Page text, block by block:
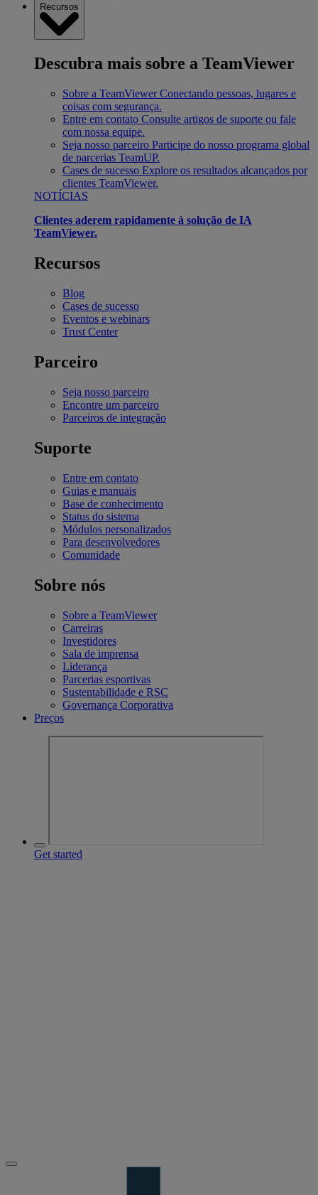
Recursos
Descubra mais sobre a TeamViewer
Sobre a TeamViewer Conectando pessoas, lugares e
coisas com segurança.
Entre em contato Consulte artigos de suporte ou fale
com nossa equipe.
Seja nosso parceiro Participe do nosso programa global
de parcerias TeamUP.
Cases de sucesso Explore os resultados alcançados por
clientes TeamViewer.
NOTÍCIAS
Clientes aderem rapidamente à solução de IA
TeamViewer.
Recursos
Blog
Cases de sucesso
Eventos e webinars
Trust Center
Parceiro
Seja nosso parceiro
Encontre um parceiro
Parceiros de integração
Suporte
Entre em contato
Guias e manuais
Base de conhecimento
Status do sistema
Módulos personalizados
Para desenvolvedores
Comunidade
Sobre nós
Sobre a TeamViewer
Carreiras
Investidores
Sala de imprensa
Liderança
Parcerias esportivas
Sustentabilidade e RSC
Governança Corporativa
Preços
Get started